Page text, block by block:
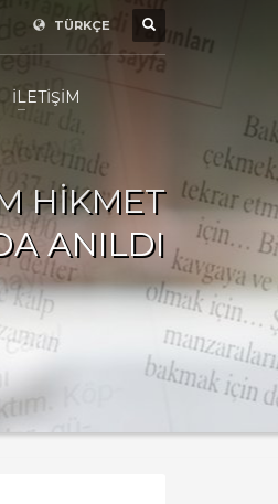
TÜRKÇE
İLETİŞİM
HİKMET
ANILDI